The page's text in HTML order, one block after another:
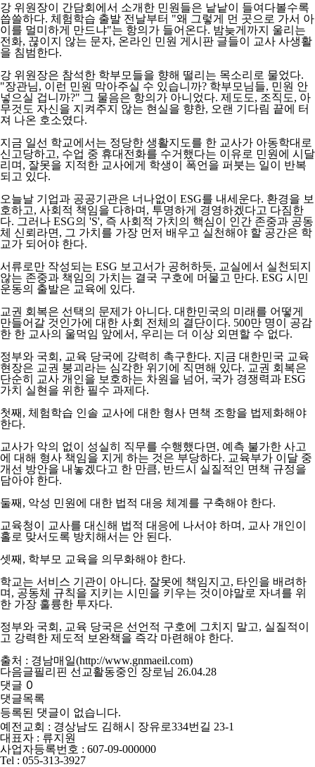
강 위원장이 간담회에서 소개한 민원들은 낱낱이 들여다볼수록
씁쓸하다. 체험학습 출발 전날부터 "왜 그렇게 먼 곳으로 가서 아
이를 멀미하게 만드냐"는 항의가 들어온다. 밤늦게까지 울리는
전화, 끊이지 않는 문자, 온라인 민원 게시판 글들이 교사 사생활
을 침범한다.
강 위원장은 참석한 학부모들을 향해 떨리는 목소리로 물었다.
"장관님, 이런 민원 막아주실 수 있습니까? 학부모님들, 민원 안
넣으실 겁니까?" 그 물음은 항의가 아니었다. 제도도, 조직도, 아
무것도 자신을 지켜주지 않는 현실을 향한, 오랜 기다림 끝에 터
져 나온 호소였다.
지금 일선 학교에서는 정당한 생활지도를 한 교사가 아동학대로
신고당하고, 수업 중 휴대전화를 수거했다는 이유로 민원에 시달
리며, 잘못을 지적한 교사에게 학생이 폭언을 퍼붓는 일이 반복
되고 있다.
오늘날 기업과 공공기관은 너나없이 ESG를 내세운다. 환경을 보
호하고, 사회적 책임을 다하며, 투명하게 경영하겠다고 다짐한
다. 그러나 ESG의 'S', 즉 사회적 가치의 핵심이 인간 존중과 공동
체 신뢰라면, 그 가치를 가장 먼저 배우고 실천해야 할 공간은 학
교가 되어야 한다.
서류로만 작성되는 ESG 보고서가 공허하듯, 교실에서 실천되지
않는 존중과 책임의 가치는 결국 구호에 머물고 만다. ESG 시민
운동의 출발은 교육에 있다.
교권 회복은 선택의 문제가 아니다. 대한민국의 미래를 어떻게
만들어갈 것인가에 대한 사회 전체의 결단이다. 500만 명이 공감
한 한 교사의 울먹임 앞에서, 우리는 더 이상 외면할 수 없다.
정부와 국회, 교육 당국에 강력히 촉구한다. 지금 대한민국 교육
현장은 교권 붕괴라는 심각한 위기에 직면해 있다. 교권 회복은
단순히 교사 개인을 보호하는 차원을 넘어, 국가 경쟁력과 ESG
가치 실현을 위한 필수 과제다.
첫째, 체험학습 인솔 교사에 대한 형사 면책 조항을 법제화해야
한다.
교사가 악의 없이 성실히 직무를 수행했다면, 예측 불가한 사고
에 대해 형사 책임을 지게 하는 것은 부당하다. 교육부가 이달 중
개선 방안을 내놓겠다고 한 만큼, 반드시 실질적인 면책 규정을
담아야 한다.
둘째, 악성 민원에 대한 법적 대응 체계를 구축해야 한다.
교육청이 교사를 대신해 법적 대응에 나서야 하며, 교사 개인이
홀로 맞서도록 방치해서는 안 된다.
셋째, 학부모 교육을 의무화해야 한다.
학교는 서비스 기관이 아니다. 잘못에 책임지고, 타인을 배려하
며, 공동체 규칙을 지키는 시민을 키우는 것이야말로 자녀를 위
한 가장 훌륭한 투자다.
정부와 국회, 교육 당국은 선언적 구호에 그치지 말고, 실질적이
고 강력한 제도적 보완책을 즉각 마련해야 한다.
출처 : 경남매일(http://www.gnmaeil.com)
다음글필리핀 선교활동중인 장로님 26.04.28
댓글 0
댓글목록
등록된 댓글이 없습니다.
예전교회 : 경상남도 김해시 장유로334번길 23-1
대표자 : 류지원
사업자등록번호 : 607-09-000000
Tel : 055-313-3927